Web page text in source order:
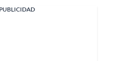
PUBLICIDAD